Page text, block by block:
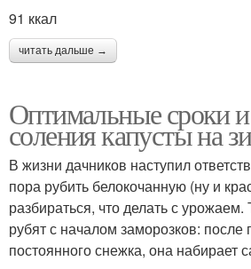
91 ккал
читать дальше →
Оптимальные сроки
соления капусты на
В жизни дачников наступил
пора рубить белокочанную (ну и
разбираться, что делать с
рубят с началом заморозков:
постоянного снежка, она набирает